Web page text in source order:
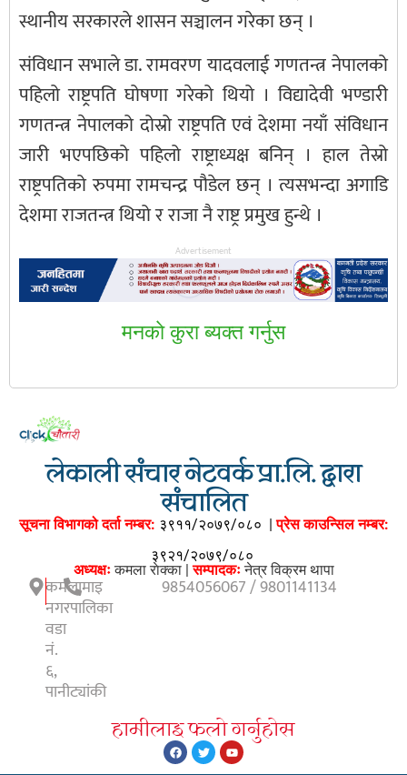
स्थानीय सरकारले शासन सञ्चालन गरेका छन् ।
संविधान सभाले डा. रामवरण यादवलाई गणतन्त्र नेपालको
पहिलो राष्ट्रपति घोषणा गरेको थियो । विद्यादेवी भण्डारी
गणतन्त्र नेपालको दोस्रो राष्ट्रपति एवं देशमा नयाँ संविधान
जारी भएपछिको पहिलो राष्ट्राध्यक्ष बनिन् । हाल तेस्रो
राष्ट्रपतिको रुपमा रामचन्द्र पौडेल छन् । त्यसभन्दा अगाडि
देशमा राजतन्त्र थियो र राजा नै राष्ट्र प्रमुख हुन्थे ।
Advertisement
मनकाे कुरा ब्यक्त गर्नुस
लेकाली संचार नेटवर्क प्रा.लि. द्वारा
संचालित
सूचना विभागको दर्ता नम्बर: ३९११/२०७९/०८० |प्रेस काउन्सिल नम्बर:
३९२१/२०७९/०८०
अध्यक्षःकमला राेक्का |सम्पादकःनेत्र विक्रम थापा
कमलामाइ
नगरपालिका
वडा
नं.
६,
पानीट्यांकी
9854056067 / 9801141134
हामीलाइ फलाे गर्नुहाेस